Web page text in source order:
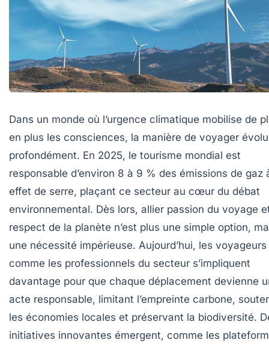
Dans un monde où l’urgence climatique mobilise de
en plus les consciences, la manière de voyager
profondément. En 2025, le tourisme mondial est
responsable d’environ 8 à 9 % des émissions de gaz
effet de serre, plaçant ce secteur au cœur du débat
environnemental. Dès lors, allier passion du voyage
respect de la planète n’est plus une simple option,
une nécessité impérieuse. Aujourd’hui, les voyageurs
comme les professionnels du secteur s’impliquent
davantage pour que chaque déplacement devienne
acte responsable, limitant l’empreinte carbone,
les économies locales et préservant la biodiversité.
initiatives innovantes émergent, comme les